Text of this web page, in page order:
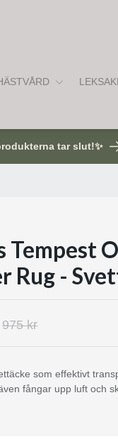
tar slut!✨
Tempest
Rug -
975 kr
som effektivt
fångar upp luft och